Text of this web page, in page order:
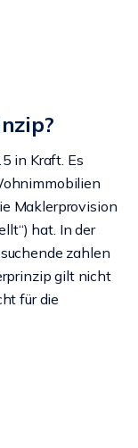
in Kraft. Es
Maklerprovision
hat. In der
zahlen
gilt nicht
für die